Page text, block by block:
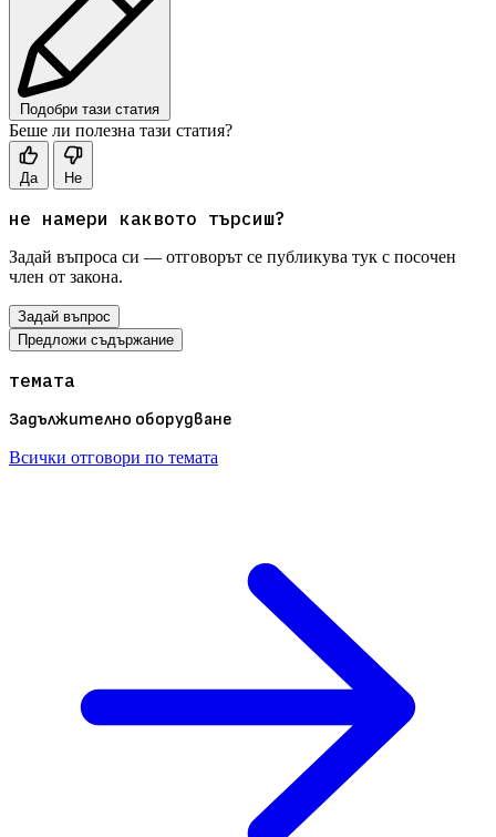
Подобри тази статия
Беше ли полезна тази статия?
Да Не
не намери каквото търсиш?
Задай въпроса си — отговорът се публикува тук с посочен
член от закона.
Задай въпрос
Предложи съдържание
темата
Задължително оборудване
Всички отговори по темата